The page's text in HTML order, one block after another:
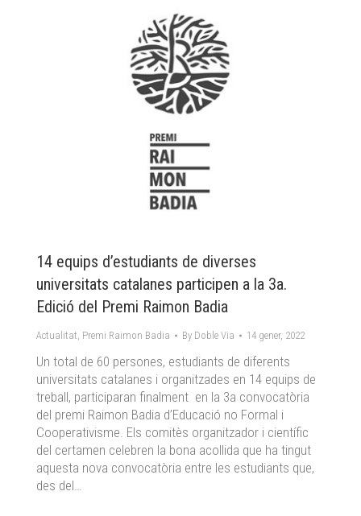
14 equips d’estudiants de diverses
universitats catalanes participen a la 3a.
Edició del Premi Raimon Badia
Actualitat, Premi Raimon Badia By Doble Via 14 gener, 2022
Un total de 60 persones, estudiants de diferents
universitats catalanes i organitzades en 14 equips de
treball, participaran finalment en la 3a convocatòria
del premi Raimon Badia d’Educació no Formal i
Cooperativisme. Els comitès organitzador i científic
del certamen celebren la bona acollida que ha tingut
aquesta nova convocatòria entre les estudiants que,
des del…